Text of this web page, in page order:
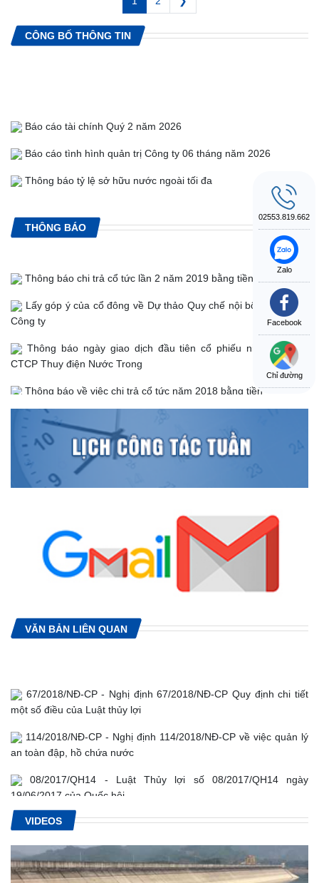
02553.819.662
Zalo
Facebook
Chỉ đường
CÔNG BỐ THÔNG TIN
Báo cáo tài chính Quý 2 năm 2026
Báo cáo tình hình quản trị Công ty 06 tháng năm 2026
Thông báo tỷ lệ sở hữu nước ngoài tối đa
Danh sách cổ đông Nhà nước, cổ đông chiến lược, cổ đông
Giấy chứng nhận ĐKDN thay đổi lần thứ 12 ngày 09/05/2026
THÔNG BÁO
Thông báo chi trả cổ tức lần 2 năm 2019 bằng tiền
Lấy góp ý của cổ đông về Dự thảo Quy chế nội bộ về quản trị
Công ty
Thông báo ngày giao dịch đầu tiên cổ phiếu niêm yết của
CTCP Thuy điện Nước Trong
Thông báo về việc chi trả cổ tức năm 2018 bằng tiền
Thông báo : Thủy điện Nước Trong chính thức bắt đầu phát
điện
Thông báo hỗ trợ mở tài khoản giao dịch cổ phiếu
VĂN BẢN LIÊN QUAN
67/2018/NĐ-CP - Nghị định 67/2018/NĐ-CP Quy định chi tiết
một số điều của Luật thủy lợi
114/2018/NĐ-CP - Nghị định 114/2018/NĐ-CP về việc quản lý
an toàn đập, hồ chứa nước
08/2017/QH14 - Luật Thủy lợi số 08/2017/QH14 ngày
19/06/2017 của Quốc hội.
34/2010/TT-BCT - Thông tư Quy định về quản lý an toàn đập
của công trình thủy điện
72/2007/NĐ-CP - Nghị định về quản lý an toàn đập
VIDEOS